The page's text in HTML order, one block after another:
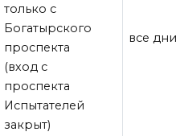
только с
Богатырского
проспекта
(вход с
проспекта
Испытателей
закрыт)
все